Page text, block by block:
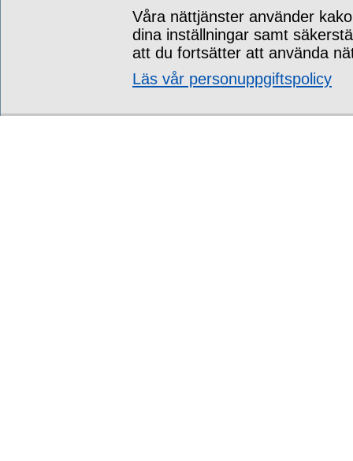
Våra nättjänster använder
dina inställningar samt
att du fortsätter att använda
Läs vår personuppgiftspolicy